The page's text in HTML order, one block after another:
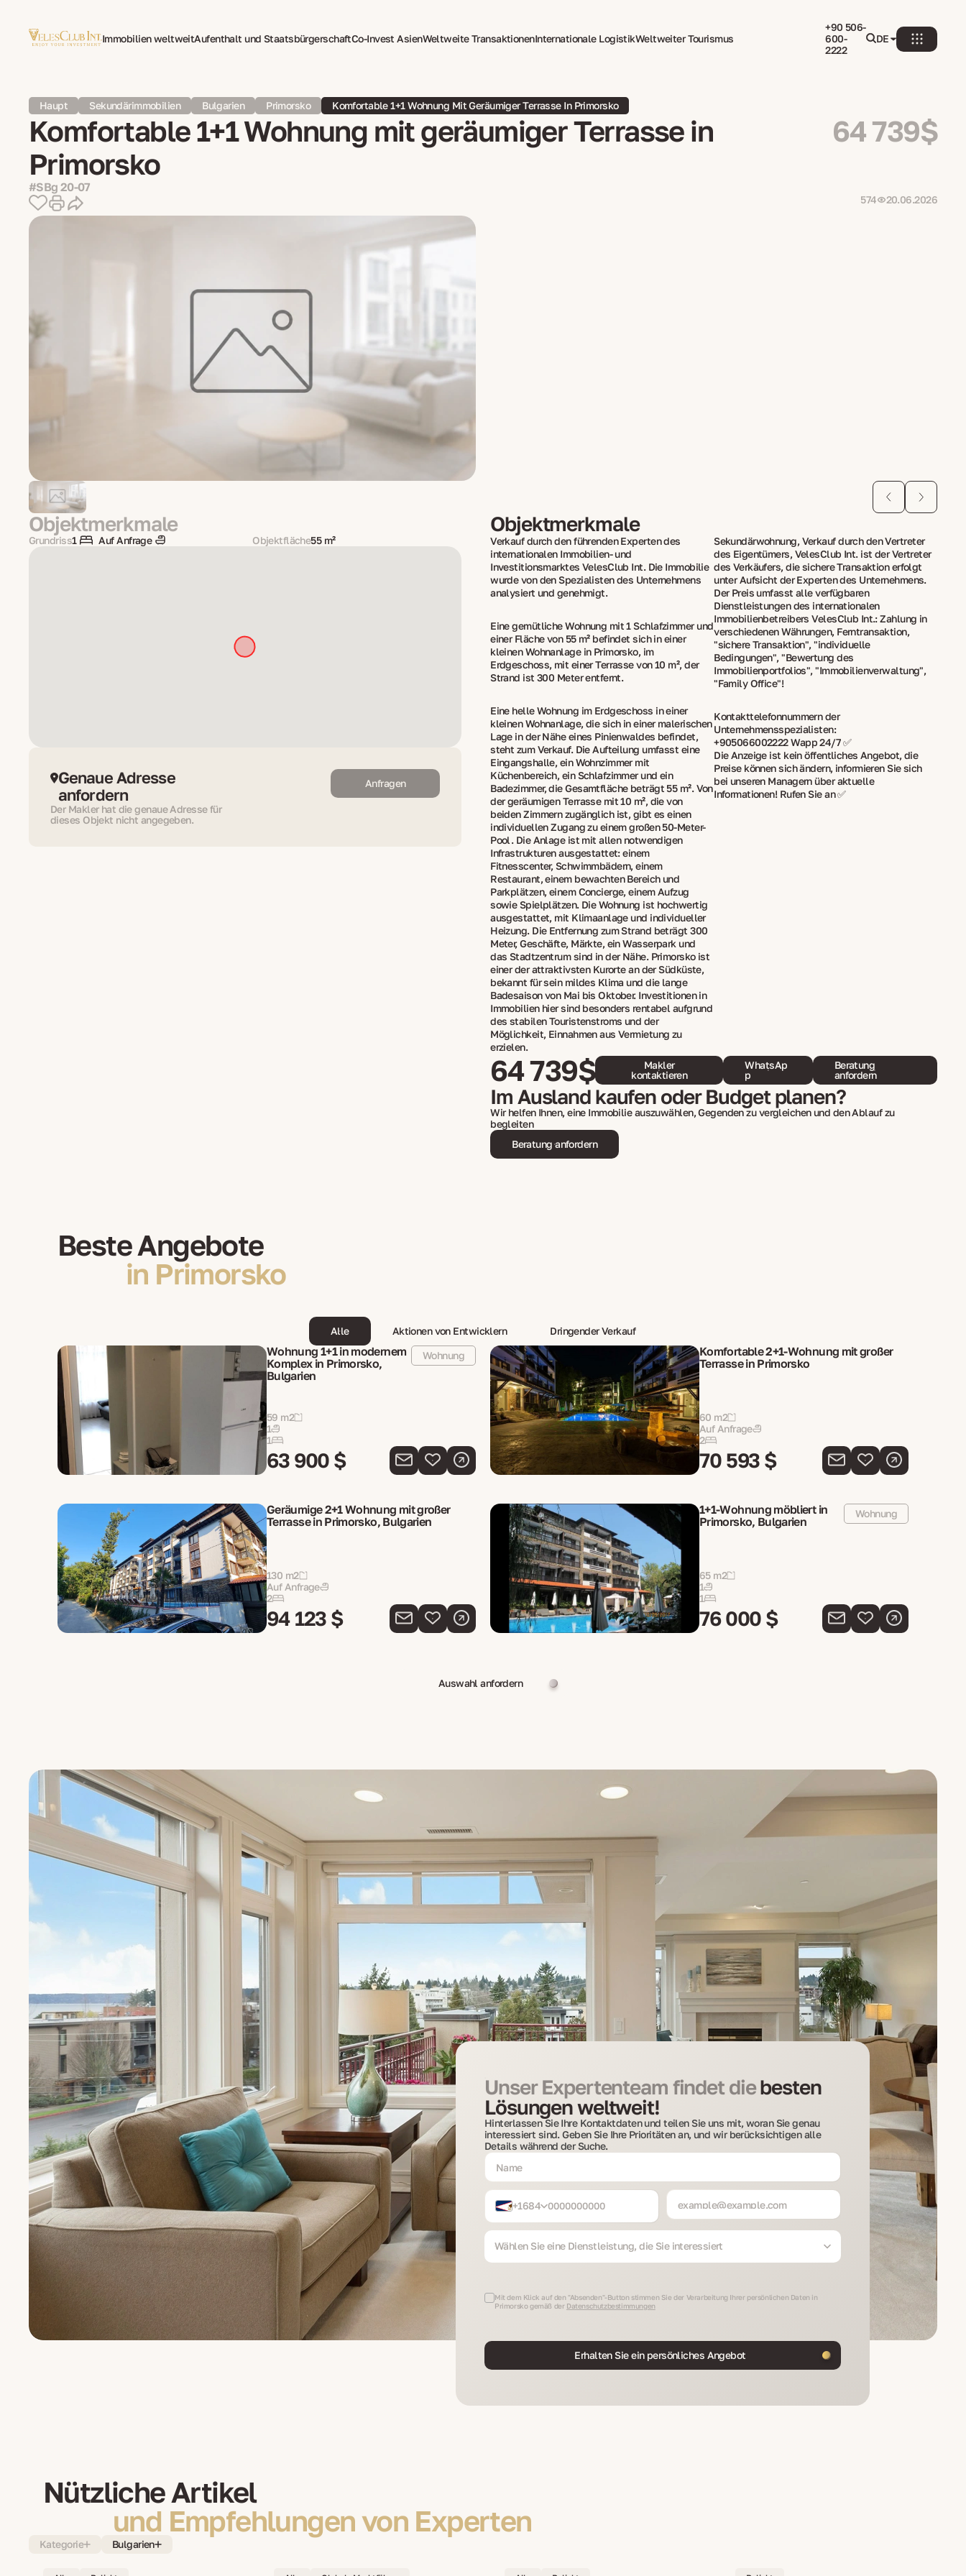
Immobilien weltweitAufenthalt und StaatsbürgerschaftCo-Invest AsienWeltweite TransaktionenInternationale LogistikWeltweiter Tourismus
+90 506-
600-
2222
DE
Haupt Sekundärimmobilien Bulgarien Primorsko Komfortable 1+1 Wohnung Mit Geräumiger Terrasse In Primorsko
Komfortable 1+1 Wohnung mit geräumiger Terrasse in
Primorsko
#SBg 20-07
64 739$
574 20.06.2026
Objektmerkmale
Grundriss1 Auf Anfrage Objektfläche55 m²
Genaue Adresse
anfordern
Der Makler hat die genaue Adresse für
dieses Objekt nicht angegeben.
Anfragen
Objektmerkmale
Verkauf durch den führenden Experten des
internationalen Immobilien- und
Investitionsmarktes VelesClub Int. Die Immobilie
wurde von den Spezialisten des Unternehmens
analysiert und genehmigt.
Eine gemütliche Wohnung mit 1 Schlafzimmer und
einer Fläche von 55 m² befindet sich in einer
kleinen Wohnanlage in Primorsko, im
Erdgeschoss, mit einer Terrasse von 10 m², der
Strand ist 300 Meter entfernt.
Eine helle Wohnung im Erdgeschoss in einer
kleinen Wohnanlage, die sich in einer malerischen
Lage in der Nähe eines Pinienwaldes befindet,
steht zum Verkauf. Die Aufteilung umfasst eine
Eingangshalle, ein Wohnzimmer mit
Küchenbereich, ein Schlafzimmer und ein
Badezimmer, die Gesamtfläche beträgt 55 m². Von
der geräumigen Terrasse mit 10 m², die von
beiden Zimmern zugänglich ist, gibt es einen
individuellen Zugang zu einem großen 50-Meter-
Pool. Die Anlage ist mit allen notwendigen
Infrastrukturen ausgestattet: einem
Fitnesscenter, Schwimmbädern, einem
Restaurant, einem bewachten Bereich und
Parkplätzen, einem Concierge, einem Aufzug
sowie Spielplätzen. Die Wohnung ist hochwertig
ausgestattet, mit Klimaanlage und individueller
Heizung. Die Entfernung zum Strand beträgt 300
Meter, Geschäfte, Märkte, ein Wasserpark und
das Stadtzentrum sind in der Nähe. Primorsko ist
einer der attraktivsten Kurorte an der Südküste,
bekannt für sein mildes Klima und die lange
Badesaison von Mai bis Oktober. Investitionen in
Immobilien hier sind besonders rentabel aufgrund
des stabilen Touristenstroms und der
Möglichkeit, Einnahmen aus Vermietung zu
erzielen.
Sekundärwohnung, Verkauf durch den Vertreter
des Eigentümers, VelesClub Int. ist der Vertreter
des Verkäufers, die sichere Transaktion erfolgt
unter Aufsicht der Experten des Unternehmens.
Der Preis umfasst alle verfügbaren
Dienstleistungen des internationalen
Immobilienbetreibers VelesClub Int.: Zahlung in
verschiedenen Währungen, Ferntransaktion,
"sichere Transaktion", "individuelle
Bedingungen", "Bewertung des
Immobilienportfolios", "Immobilienverwaltung",
"Family Office"!
Kontakttelefonnummern der
Unternehmensspezialisten:
+905066002222 Wapp 24/7 ✅
Die Anzeige ist kein öffentliches Angebot, die
Preise können sich ändern, informieren Sie sich
bei unseren Managern über aktuelle
Informationen! Rufen Sie an ✅
64 739$
Makler
kontaktieren
WhatsAp
p
Beratung
anfordern
Im Ausland kaufen oder Budget planen?
Wir helfen Ihnen, eine Immobilie auszuwählen, Gegenden zu vergleichen und den Ablauf zu
begleiten
Beratung anfordern
Beste Angebote
in Primorsko
Alle Aktionen von Entwicklern Dringender Verkauf
Wohnung 1+1 in modernem
Komplex in Primorsko,
Bulgarien
Wohnung
59 m2
1
1
63 900 $
Komfortable 2+1-Wohnung mit großer
Terrasse in Primorsko
60 m2
Auf Anfrage
2
70 593 $
Geräumige 2+1 Wohnung mit großer
Terrasse in Primorsko, Bulgarien
130 m2
Auf Anfrage
2
94 123 $
1+1-Wohnung möbliert in
Primorsko, Bulgarien
Wohnung
65 m2
1
1
76 000 $
Auswahl anfordern
Unser Expertenteam findet diebesten
Lösungen weltweit!
Hinterlassen Sie Ihre Kontaktdaten und teilen Sie uns mit, woran Sie genau
interessiert sind. Geben Sie Ihre Prioritäten an, und wir berücksichtigen alle
Details während der Suche.
+1684
Wählen Sie eine Dienstleistung, die Sie interessiert
Mit dem Klick auf den "Absenden"-Button stimmen Sie der Verarbeitung Ihrer persönlichen Daten in
Primorsko gemäß der Datenschutzbestimmungen
Erhalten Sie ein persönliches Angebot
Nützliche Artikel
und Empfehlungen von Experten
Kategorie Bulgarien